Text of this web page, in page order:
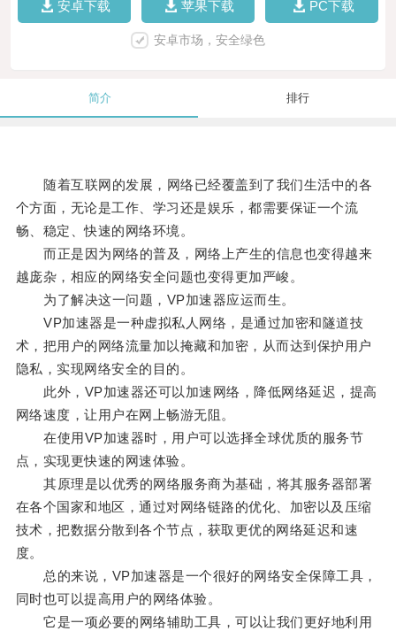
安卓下载 苹果下载 PC下载
安卓市场，安全绿色
简介 排行
随着互联网的发展，网络已经覆盖到了我们生活中的各
个方面，无论是工作、学习还是娱乐，都需要保证一个流
畅、稳定、快速的网络环境。
而正是因为网络的普及，网络上产生的信息也变得越来
越庞杂，相应的网络安全问题也变得更加严峻。
为了解决这一问题，VP加速器应运而生。
VP加速器是一种虚拟私人网络，是通过加密和隧道技
术，把用户的网络流量加以掩藏和加密，从而达到保护用户
隐私，实现网络安全的目的。
此外，VP加速器还可以加速网络，降低网络延迟，提高
网络速度，让用户在网上畅游无阻。
在使用VP加速器时，用户可以选择全球优质的服务节
点，实现更快速的网速体验。
其原理是以优秀的网络服务商为基础，将其服务器部署
在各个国家和地区，通过对网络链路的优化、加密以及压缩
技术，把数据分散到各个节点，获取更优的网络延迟和速
度。
总的来说，VP加速器是一个很好的网络安全保障工具，
同时也可以提高用户的网络体验。
它是一项必要的网络辅助工具，可以让我们更好地利用